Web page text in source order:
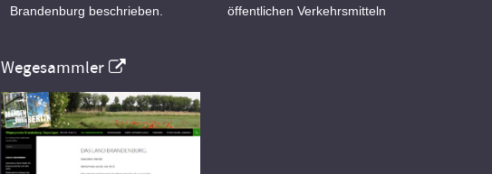
Brandenburg beschrieben.
öffentlichen Verkehrsmitteln
Wegesammler